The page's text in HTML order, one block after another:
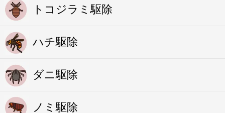
トコジラミ駆除
ハチ駆除
ダニ駆除
ノミ駆除